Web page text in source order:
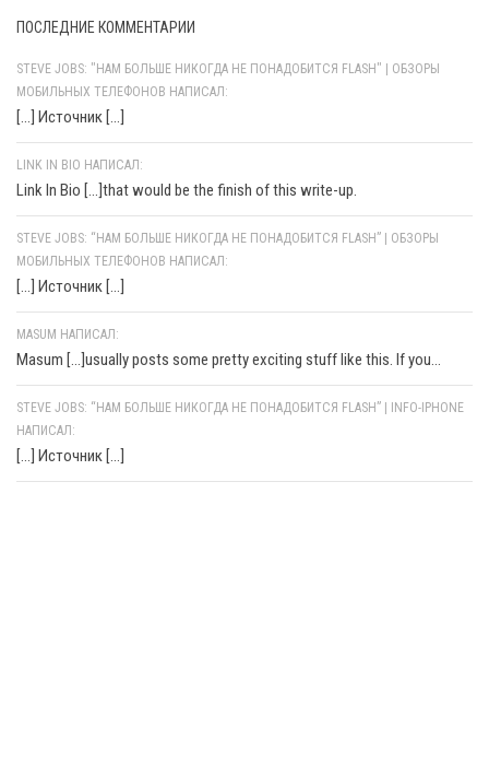
ПОСЛЕДНИЕ КОММЕНТАРИИ
STEVE JOBS: "НАМ БОЛЬШЕ НИКОГДА НЕ ПОНАДОБИТСЯ FLASH" | ОБЗОРЫ
МОБИЛЬНЫХ ТЕЛЕФОНОВ НАПИСАЛ:
[…] Источник […]
LINK IN BIO НАПИСАЛ:
Link In Bio [...]that would be the finish of this write-up.
STEVE JOBS: “НАМ БОЛЬШЕ НИКОГДА НЕ ПОНАДОБИТСЯ FLASH” | ОБЗОРЫ
МОБИЛЬНЫХ ТЕЛЕФОНОВ НАПИСАЛ:
[…] Источник […]
MASUM НАПИСАЛ:
Masum [...]usually posts some pretty exciting stuff like this. If you...
STEVE JOBS: “НАМ БОЛЬШЕ НИКОГДА НЕ ПОНАДОБИТСЯ FLASH” | INFO-IPHONE
НАПИСАЛ:
[…] Источник […]